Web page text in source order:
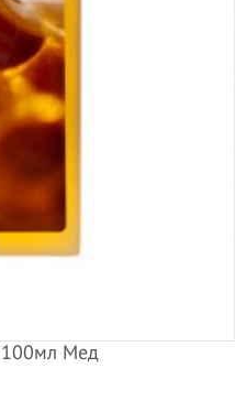
100мл Мед